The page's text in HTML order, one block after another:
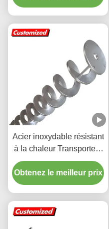
manutention de matériaux
Acier inoxydable résistant
à la chaleur Transporteur
à vis spirale sans arbre
personnalisé
Obtenez le meilleur prix